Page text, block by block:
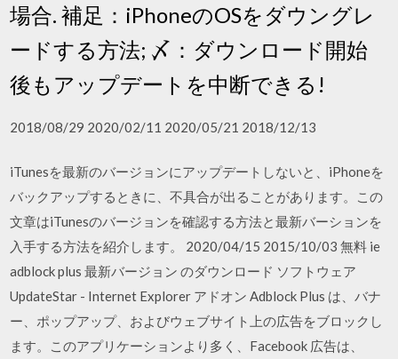
場合. 補足：iPhoneのOSをダウングレ
ードする方法; 〆：ダウンロード開始
後もアップデートを中断できる!
2018/08/29 2020/02/11 2020/05/21 2018/12/13
iTunesを最新のバージョンにアップデートしないと、iPhoneを
バックアップするときに、不具合が出ることがあります。この
文章はiTunesのバージョンを確認する方法と最新バーションを
入手する方法を紹介します。 2020/04/15 2015/10/03 無料 ie
adblock plus 最新バージョン のダウンロード ソフトウェア
UpdateStar - Internet Explorer アドオン Adblock Plus は、バナ
ー、ポップアップ、およびウェブサイト上の広告をブロックし
ます。このアプリケーションより多く、Facebook 広告は、